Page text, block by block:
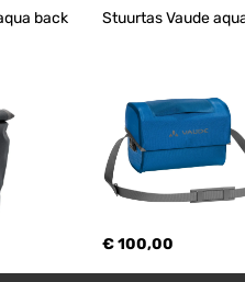
back
Stuurtas Vaude
€ 100,00